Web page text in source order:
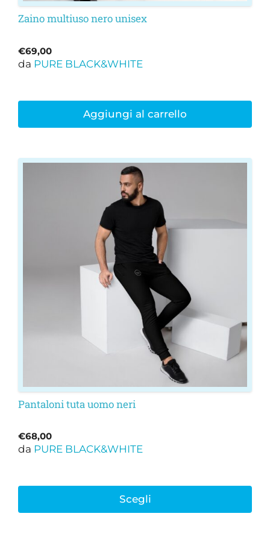
Zaino multiuso nero unisex
€69,00
da PURE BLACK&WHITE
Aggiungi al carrello
Pantaloni tuta uomo neri
€68,00
da PURE BLACK&WHITE
Scegli
Questo